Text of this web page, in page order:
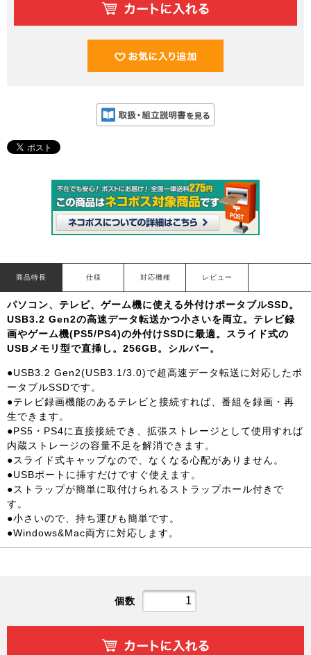
商品特長 仕様 対応機種 レビュー
パソコン、テレビ、ゲーム機に使える外付けポータブルSSD。
USB3.2 Gen2の高速データ転送かつ小さいを両立。テレビ録
画やゲーム機(PS5/PS4)の外付けSSDに最適。スライド式の
USBメモリ型で直挿し。256GB。シルバー。
●USB3.2 Gen2(USB3.1/3.0)で超高速データ転送に対応したポ
ータブルSSDです。
●テレビ録画機能のあるテレビと接続すれば、番組を録画・再
生できます。
●PS5・PS4に直接接続でき、拡張ストレージとして使用すれば
内蔵ストレージの容量不足を解消できます。
●スライド式キャップなので、なくなる心配がありません。
●USBポートに挿すだけですぐ使えます。
●ストラップが簡単に取付けられるストラップホール付きで
す。
●小さいので、持ち運びも簡単です。
●Windows&Mac両方に対応します。
個数